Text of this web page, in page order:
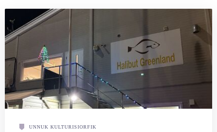
UNNUK KULTURISIORFIK